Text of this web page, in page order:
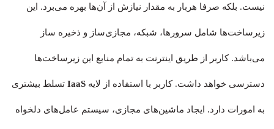
نیست. بلکه صرفا هربار به مقدار نیازش از آن‌ها بهره می‌برد. این
زیرساخت‌ها شامل سرورها، شبکه، مجازی‌ساز و ذخیره ساز
می‌باشد. کاربر از طریق اینترنت به تمام منابع این زیرساخت‌ها
دسترسی خواهد داشت. کاربر با استفاده از لایه IaaS تسلط بیشتری
به امورات دارد. ایجاد ماشین‌های مجازی، سیستم عامل‌های دلخواه